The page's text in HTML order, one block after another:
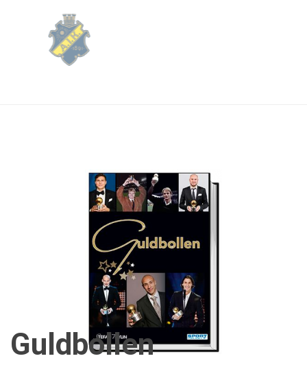
Guldbollen